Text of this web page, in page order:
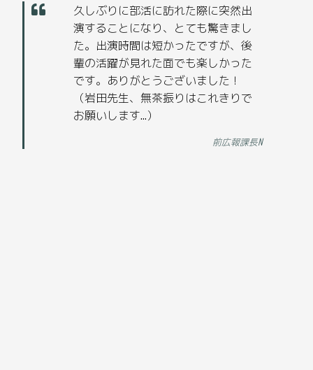
久しぶりに部活に訪れた際に突然出
演することになり、とても驚きまし
た。出演時間は短かったですが、後
輩の活躍が見れた面でも楽しかった
です。ありがとうございました！
（岩田先生、無茶振りはこれきりで
お願いします…）
前広報課長N